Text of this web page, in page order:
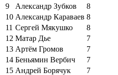
9
Александр Зубков
8
10 Александр Караваев 8
11 Сергей Мякушко
8
12 Матар Дье
7
13 Артём Громов
7
14 Беньямин Вербич
7
15 Андрей Борячук 7